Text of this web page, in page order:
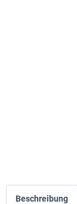
Beschreibung